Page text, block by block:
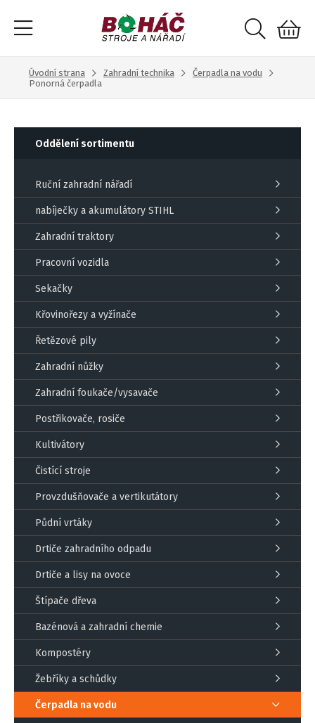
Úvodní strana Zahradní technika
Čerpadla na vodu
Ponorná čerpadla
Oddělení sortimentu
Ruční zahradní nářadí
nabíječky a akumulátory STIHL
Zahradní traktory
Pracovní vozidla
Sekačky
Křovinořezy a vyžínače
Řetězové pily
Zahradní nůžky
Zahradní foukače/vysavače
Postřikovače, rosiče
Kultivátory
Čistící stroje
Provzdušňovače a vertikutátory
Půdní vrtáky
Drtiče zahradního odpadu
Drtiče a lisy na ovoce
Štípače dřeva
Bazénová a zahradní chemie
Kompostéry
Žebříky a schůdky
Čerpadla na vodu